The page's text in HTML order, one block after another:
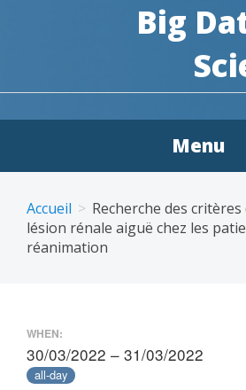
Big
Menu
content
Accueil
Recherche des critères
lésion rénale aiguë chez les
réanimation
WHEN:
30/03/2022 – 31/03/2022
all-day